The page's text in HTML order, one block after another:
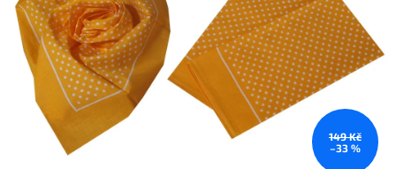
149 Kč
–33 %